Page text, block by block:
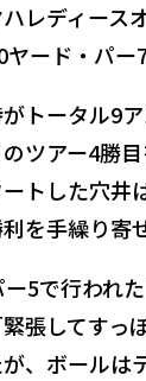
ハレディー
ード・パー
トータル9
ツアー4勝
トした穴井
を手繰り寄
ー5で行われ
張してすっ
、ボールは